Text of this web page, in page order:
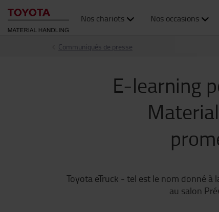
Nos chariots Nos occasions
Communiqués de presse
E-learning
Toyota eTruck - tel est le nom donné
au salon